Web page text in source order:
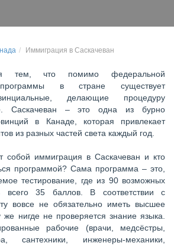
Иммиграция в Саскачеван
тем, что помимо федеральной
программы в стране существует
делающие процедуру
Саскачеван – это одна из бурно
в Канаде, которая привлекает
из разных частей света каждый год.
собой иммиграция в Саскачеван и кто
программой? Сама программа – это,
тестирование, где из 90 возможных
всего 35 баллов. В соответствии с
вовсе не обязательно иметь высшее
нигде не проверяется знание языка.
рабочие (врачи, медсёстры,
сантехники, инженеры-механики,